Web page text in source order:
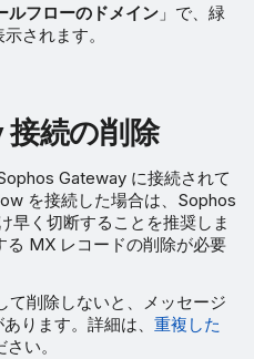
フローのドメイン 」で、緑
されます。
接続の削除
Gateway に接続されて
を接続した場合は、Sophos
早く切断することを推奨しま
MX レコードの削除が必要
削除しないと、メッセージ
ります。詳細は、 重複した
い。